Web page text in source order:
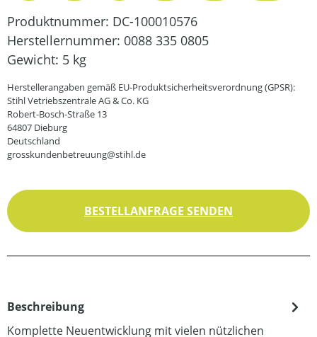
Produktnummer: DC-100010576
Herstellernummer: 0088 335 0805
Gewicht: 5 kg
Herstellerangaben gemäß EU-Produktsicherheitsverordnung (GPSR):
Stihl Vetriebszentrale AG & Co. KG
Robert-Bosch-Straße 13
64807 Dieburg
Deutschland
grosskundenbetreuung@stihl.de
BESTELLANFRAGE SENDEN
Beschreibung
Komplette Neuentwicklung mit vielen nützlichen